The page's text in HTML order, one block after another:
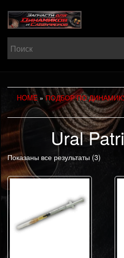
HOME»ПОДБОР ПО
Ural
Показаны все результаты (3)